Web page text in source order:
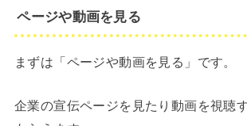
ページや動画を見る
まずは「ページや動画を見る」です。
企業の宣伝ページを見たり動画を視聴